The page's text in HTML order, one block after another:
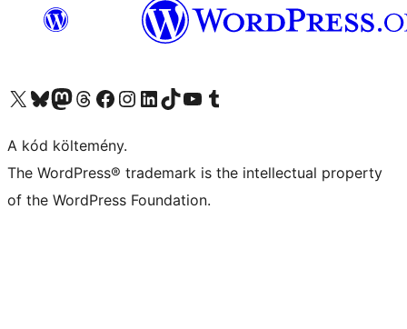
Visit our X (formerly Twitter) account
Visit our Bluesky account
Twitter csatornánk
Visit our Threads account
Facebook oldalunk megtekintése
Visit our Instagram account
Visit our LinkedIn account
Visit our TikTok account
Visit our YouTube channel
Visit our Tumblr account
A kód költemény.
The WordPress® trademark is the intellectual property
of the WordPress Foundation.